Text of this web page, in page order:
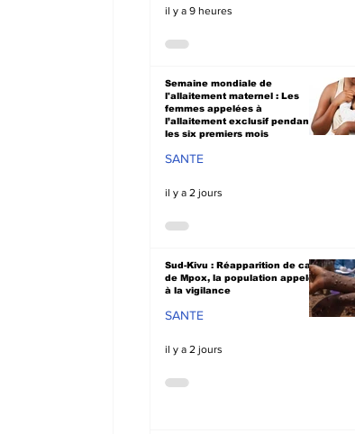
il y a 9 heures
Semaine mondiale de
l'allaitement maternel : Les
femmes appelées à
l’allaitement exclusif pendant
les six premiers mois
SANTE
il y a 2 jours
Sud-Kivu : Réapparition de cas
de Mpox, la population appelée
à la vigilance
SANTE
il y a 2 jours